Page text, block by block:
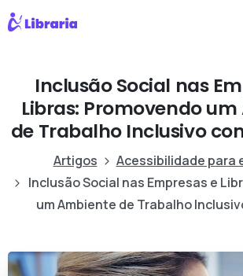
Inclusão Social nas
Libras: Promovendo
de Trabalho Inclusivo
Artigos
Acessibilidade para
Inclusão Social nas Empresas e
um Ambiente de Trabalho